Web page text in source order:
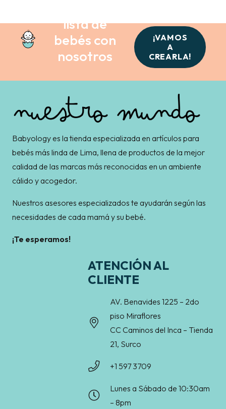
lista de
bebés con
nosotros
¡VAMOS
A
CREARLA!
Babyology es la tienda especializada en artículos para
bebés más linda de Lima, llena de productos de la mejor
calidad de las marcas más reconocidas en un ambiente
cálido y acogedor.
Nuestros asesores especializados te ayudarán según las
necesidades de cada mamá y su bebé.
¡Te esperamos!
ATENCIÓN AL
CLIENTE
AV. Benavides 1225 – 2do
piso Miraflores
CC Caminos del Inca – Tienda
21, Surco
+1 597 3709
Lunes a Sábado de 10:30am
– 8pm